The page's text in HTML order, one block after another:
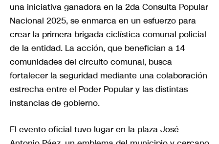
una iniciativa ganadora en la 2da Consulta Popular
Nacional 2025, se enmarca en un esfuerzo para
crear la primera brigada ciclística comunal policial
de la entidad. La acción, que benefician a 14
comunidades del circuito comunal, busca
fortalecer la seguridad mediante una colaboración
estrecha entre el Poder Popular y las distintas
instancias de gobierno.
El evento oficial tuvo lugar en la plaza José